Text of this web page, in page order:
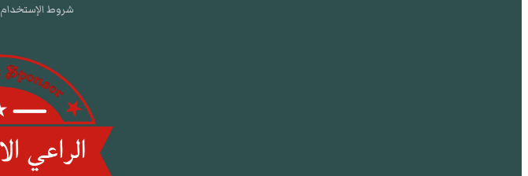
شروط الإستخدام